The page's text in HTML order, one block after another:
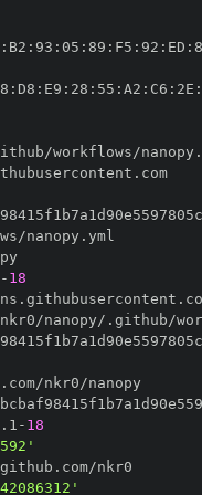
: B2 : 93 : 05 : 89 : F5 : 92 : ED :
: D8 : E9 : 28 : 55 : A2 : C6 : 2E :
workflows/
//token.actions.githubusercontent.com
- 18
nanopy/.github/
- 18